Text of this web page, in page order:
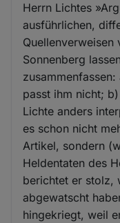
Herrn Lichtes
ausführlichen,
Quellenverweisen
Sonnenberg
passt ihm nicht;
Lichte anders
es schon nicht
Artikel, sondern
Heldentaten des
berichtet er stolz,
abgewatscht
hingekriegt, weil